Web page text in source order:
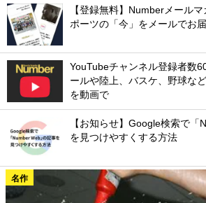
【登録無料】Numberメール
ポーツの「今」をメールでお届
YouTubeチャンネル登録者数
ールや陸上、バスケ、野球な
を動画で
【お知らせ】Google検索で
を見つけやすくする方法
名作